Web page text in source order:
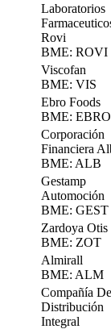
Laboratorios
Rovi
BME: ROVI
Viscofan
BME: VIS
Ebro Foods
BME: EBRO
Corporación
Financiera
BME: ALB
Gestamp
Automoción
BME: GEST
Zardoya Otis
BME: ZOT
Almirall
BME: ALM
Compañía De
Distribución
Integral